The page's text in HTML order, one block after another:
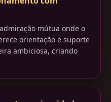
mútua onde o
orientação e suporte
ambiciosa, criando